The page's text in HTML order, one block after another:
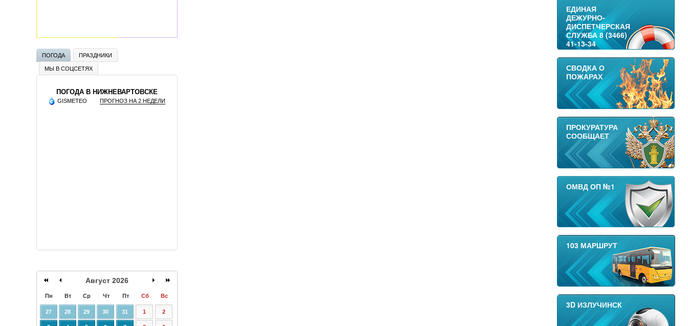
ПОГОДА
ПРАЗДНИКИ
МЫ В СОЦСЕТЯХ
ПОГОДА В НИЖНЕВАРТОВСКЕ
GISMETEO ПРОГНОЗ НА 2 НЕДЕЛИ
Август 2026
Пн Вт Ср Чт Пт Сб Вс
27 28 29 30 31 1 2
ЕДИНАЯ
ДЕЖУРНО-
ДИСПЕТЧЕРСКАЯ
СЛУЖБА 8 (3466)
41-13-34
СВОДКА О
ПОЖАРАХ
ПРОКУРАТУРА
СООБЩАЕТ
ОМВД ОП №1
103 МАРШРУТ
3D ИЗЛУЧИНСК